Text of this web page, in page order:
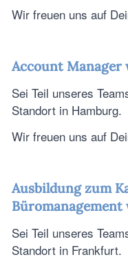
Wir freuen uns auf
Account
Sei Teil unseres
Standort in Hamburg.
Wir freuen uns auf
Ausbildung zum
Büromanagement
Sei Teil unseres
Standort in Frankfurt.